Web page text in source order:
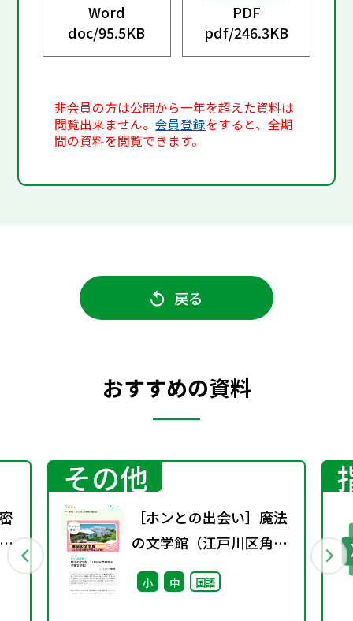
Word
doc/95.5KB
PDF
pdf/246.3KB
非会員の方は公開から一年を超えた資料は
閲覧出来ません。会員登録をすると、全期
間の資料を閲覧できます。
戻る
おすすめの資料
その他
［ホンとの出会い］魔法
の文学館（江戸川区角野
栄子児童文学館）
小 中 国語